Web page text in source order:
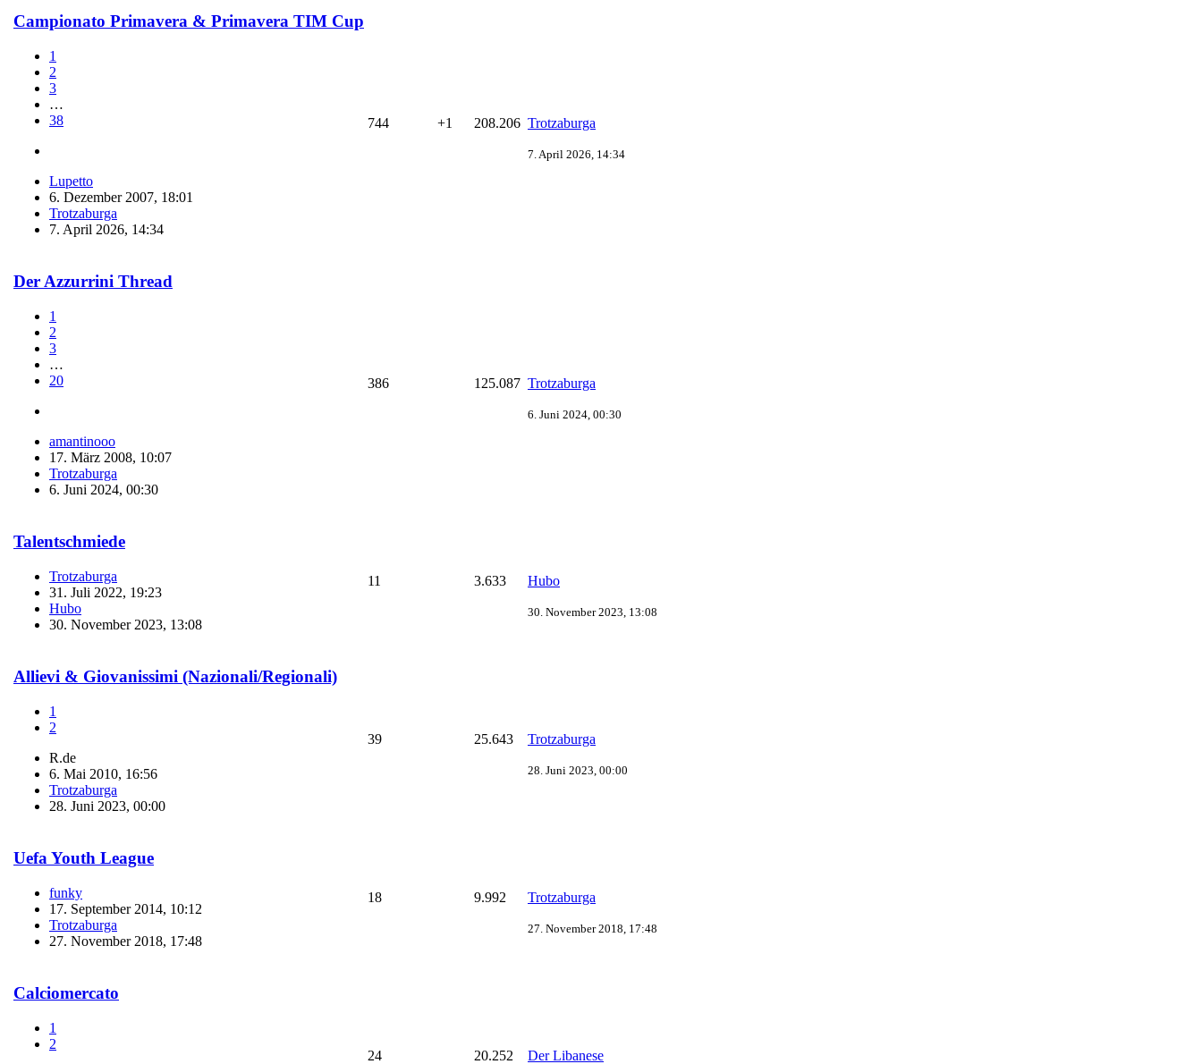
Campionato Primavera & Primavera TIM Cup
1
2
3
…
38
Lupetto
6. Dezember 2007, 18:01
Trotzaburga
7. April 2026, 14:34
744 +1 208.206 Trotzaburga
7. April 2026, 14:34
Der Azzurrini Thread
1
2
3
…
20
amantinooo
17. März 2008, 10:07
Trotzaburga
6. Juni 2024, 00:30
386 125.087 Trotzaburga
6. Juni 2024, 00:30
Talentschmiede
Trotzaburga
31. Juli 2022, 19:23
Hubo
30. November 2023, 13:08
11 3.633 Hubo
30. November 2023, 13:08
Allievi & Giovanissimi (Nazionali/Regionali)
1
2
R.de
6. Mai 2010, 16:56
Trotzaburga
28. Juni 2023, 00:00
39 25.643 Trotzaburga
28. Juni 2023, 00:00
Uefa Youth League
funky
17. September 2014, 10:12
Trotzaburga
27. November 2018, 17:48
18 9.992 Trotzaburga
27. November 2018, 17:48
Calciomercato
1
2
24 20.252 Der Libanese